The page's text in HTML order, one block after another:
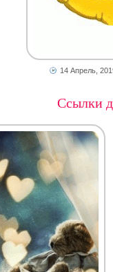
14 Апрель,
Ссылки